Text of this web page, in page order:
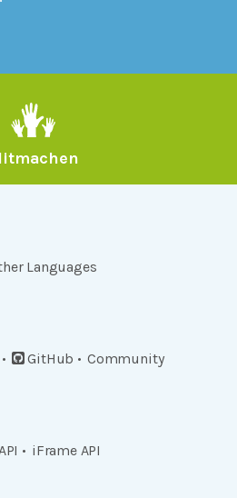
Languages
GitHub Community
iFrame API